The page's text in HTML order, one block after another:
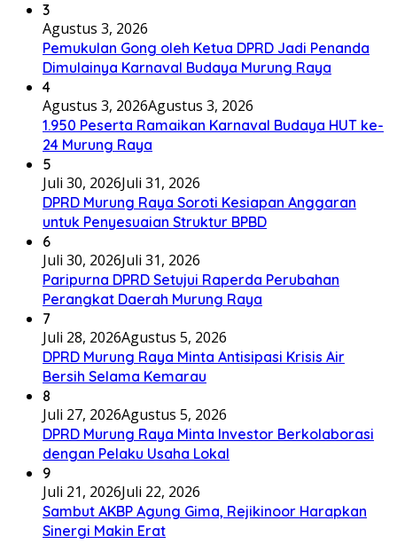
3
Agustus 3, 2026
Pemukulan Gong oleh Ketua DPRD Jadi Penanda
Dimulainya Karnaval Budaya Murung Raya
4
Agustus 3, 2026Agustus 3, 2026
1.950 Peserta Ramaikan Karnaval Budaya HUT ke-
24 Murung Raya
5
Juli 30, 2026Juli 31, 2026
DPRD Murung Raya Soroti Kesiapan Anggaran
untuk Penyesuaian Struktur BPBD
6
Juli 30, 2026Juli 31, 2026
Paripurna DPRD Setujui Raperda Perubahan
Perangkat Daerah Murung Raya
7
Juli 28, 2026Agustus 5, 2026
DPRD Murung Raya Minta Antisipasi Krisis Air
Bersih Selama Kemarau
8
Juli 27, 2026Agustus 5, 2026
DPRD Murung Raya Minta Investor Berkolaborasi
dengan Pelaku Usaha Lokal
9
Juli 21, 2026Juli 22, 2026
Sambut AKBP Agung Gima, Rejikinoor Harapkan
Sinergi Makin Erat